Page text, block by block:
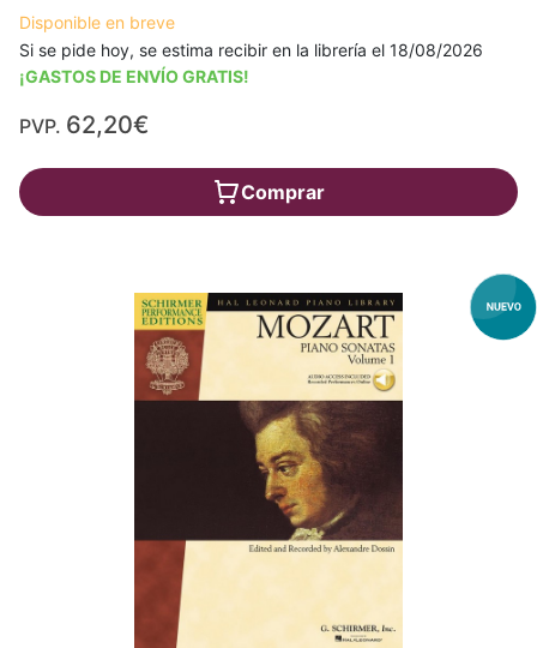
Disponible en breve
Si se pide hoy, se estima recibir en la librería el 18/08/2026
¡GASTOS DE ENVÍO GRATIS!
PVP. 62,20€
Comprar